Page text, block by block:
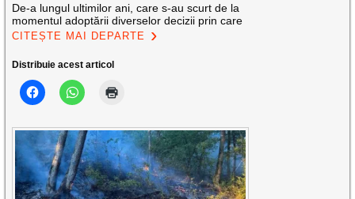
De-a lungul ultimilor ani, care s-au scurt de la
momentul adoptării diverselor decizii prin care
CITEȘTE MAI DEPARTE
Distribuie acest articol